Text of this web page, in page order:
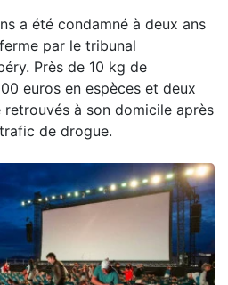
a été condamné à deux ans
par le tribunal
Près de 10 kg de
euros en espèces et deux
à son domicile après
de drogue.